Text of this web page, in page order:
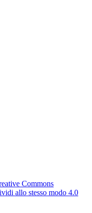
Commons
allo stesso modo 4.0